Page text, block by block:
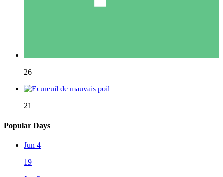
26
21
Popular Days
Jun 4
19